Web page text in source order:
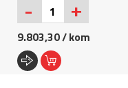
- +
9.803,30 / kom